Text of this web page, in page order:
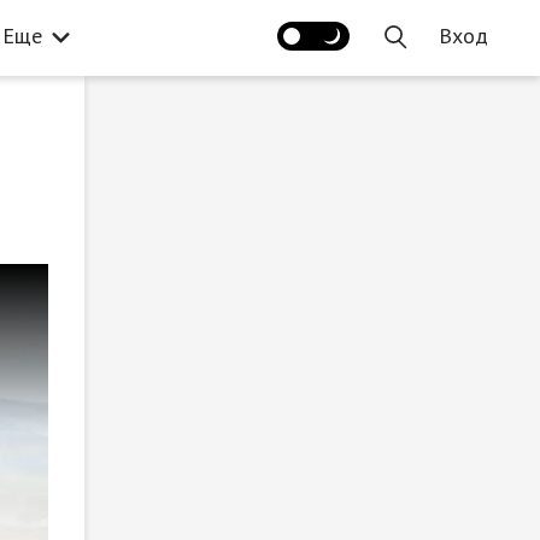
Еще Вход